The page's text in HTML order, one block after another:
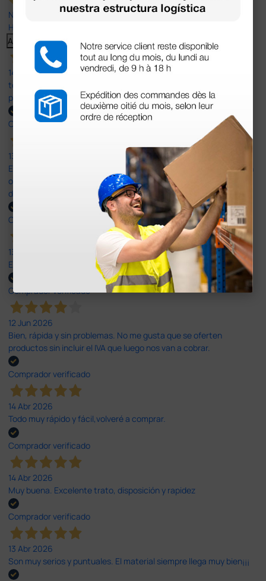
Nuestras reseñas de 4 y 5 estrellas.
Haga clic aquí para leerlos todos >
Anterior Siguiente
14 Jul 2026
todo correcto. podria señalar que un poco caro los portes y el
plazo de entrega se alarga.
Comprador verificado
13 Jul 2026
Es fácil hacer el pedido. El producto, bastante mas barato que en
otras plataformas de material médico. Pero el envío cuesta más
del doble que en cualquier otra empresa dentro de España.
Comprador verificado
13 Jul 2026
Excelente
Comprador verificado
12 Jun 2026
Bien, rápida y sin problemas. No me gusta que se oferten
productos sin incluir el IVA que luego nos van a cobrar.
Comprador verificado
14 Abr 2026
Todo muy rápido y fácil,volveré a comprar.
Comprador verificado
14 Abr 2026
Muy buena. Excelente trato, disposición y rapidez
Comprador verificado
13 Abr 2026
Son muy serios y puntuales. El material siempre llega muy bien¡¡¡